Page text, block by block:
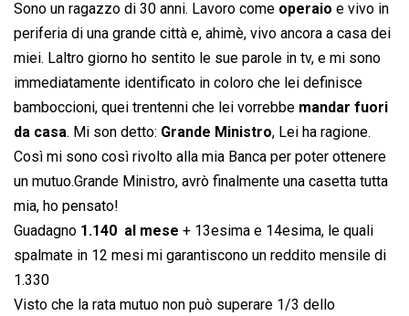
Sono un ragazzo di 30 anni. Lavoro come operaio e vivo in
periferia di una grande città e, ahimè, vivo ancora a casa dei
miei. Laltro giorno ho sentito le sue parole in tv, e mi sono
immediatamente identificato in coloro che lei definisce
bamboccioni, quei trentenni che lei vorrebbe  mandar fuori
da casa. Mi son detto:  Grande Ministro, Lei ha ragione.
Così mi sono così rivolto alla mia Banca per poter ottenere
un mutuo.Grande Ministro, avrò finalmente una casetta tutta
mia, ho pensato!
Guadagno 1.140  al mese + 13esima e 14esima, le quali
spalmate in 12 mesi mi garantiscono un reddito mensile di
1.330 
Visto che la rata mutuo non può superare 1/3 dello